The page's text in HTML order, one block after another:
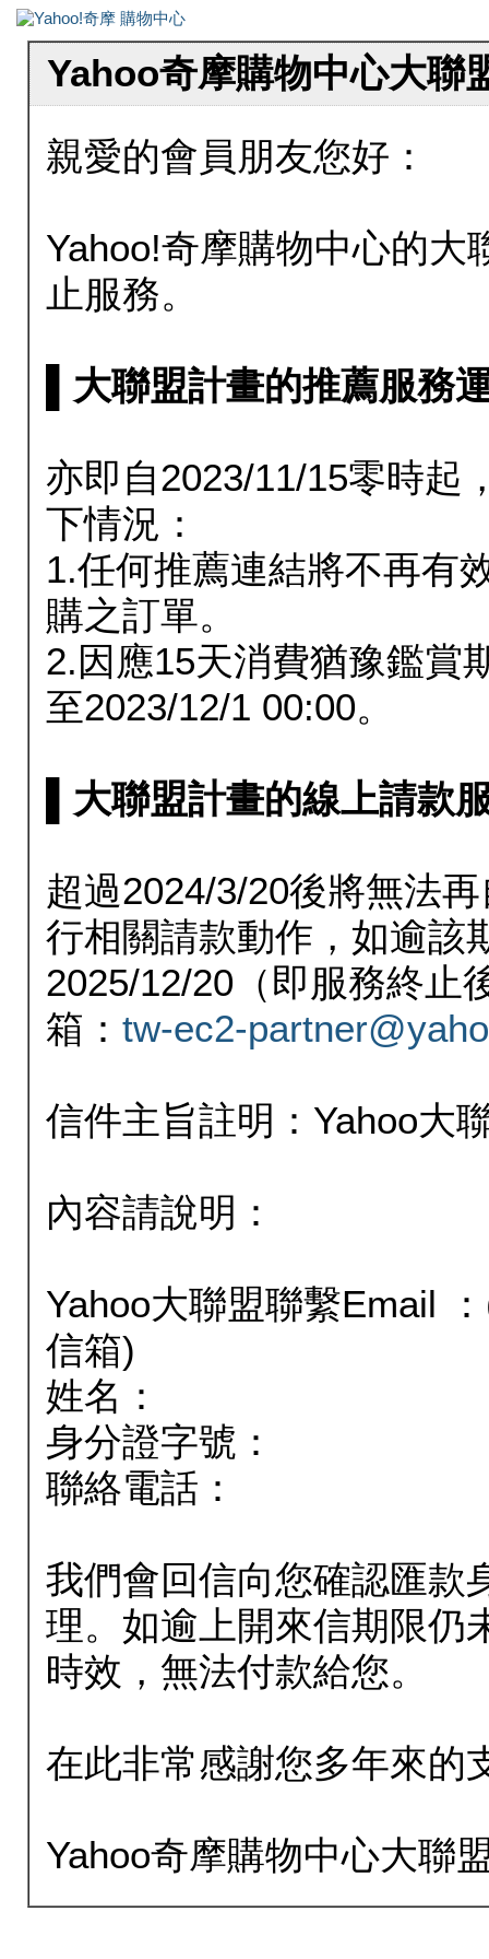
Yahoo奇摩購物中心大聯
親愛的會員朋友您好：
Yahoo!奇摩購物中心的大
止服務。
▌大聯盟計畫的推薦服務
亦即自2023/11/15零時起
下情況：
1.任何推薦連結將不再有
購之訂單。
2.因應15天消費猶豫鑑賞
至2023/12/1 00:00。
▌大聯盟計畫的線上請款
超過2024/3/20後將無法
行相關請款動作，如逾該
2025/12/20（即服務終止
箱： tw-ec2-
信件主旨註明：Yahoo大
內容請說明：
Yahoo大聯盟聯繫Email
信箱)
姓名：
身分證字號：
聯絡電話：
我們會回信向您確認匯款
理。如逾上開來信期限仍
時效，無法付款給您。
在此非常感謝您多年來的
Yahoo奇摩購物中心大